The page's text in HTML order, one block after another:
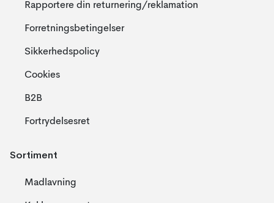
Rapportere din returnering/reklamation
Forretningsbetingelser
Sikkerhedspolicy
Cookies
B2B
Fortrydelsesret
Sortiment
Madlavning